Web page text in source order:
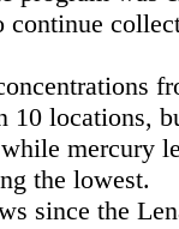
continue
10 locations,
mercury
the lowest.
since the